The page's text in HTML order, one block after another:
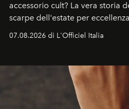
accessorio cult? La vera storia
scarpe dell'estate per
07.08.2026 di L'Officiel Italia